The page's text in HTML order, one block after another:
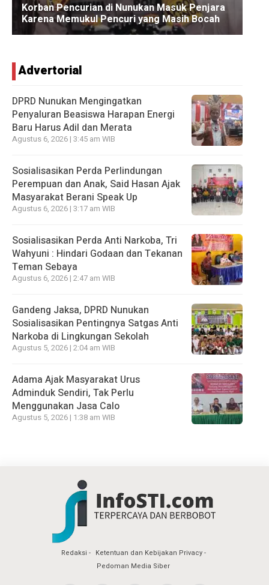
Advertorial
DPRD Nunukan Mengingatkan
Penyaluran Beasiswa Harapan Energi
Baru Harus Adil dan Merata
Agustus 6, 2026 | 3:45 am WIB
Sosialisasikan Perda Perlindungan
Perempuan dan Anak, Said Hasan Ajak
Masyarakat Berani Speak Up
Agustus 6, 2026 | 3:17 am WIB
Sosialisasikan Perda Anti Narkoba, Tri
Wahyuni : Hindari Godaan dan Tekanan
Teman Sebaya
Agustus 6, 2026 | 2:47 am WIB
Gandeng Jaksa, DPRD Nunukan
Sosialisasikan Pentingnya Satgas Anti
Narkoba di Lingkungan Sekolah
Agustus 5, 2026 | 2:04 am WIB
Adama Ajak Masyarakat Urus
Adminduk Sendiri, Tak Perlu
Menggunakan Jasa Calo
Agustus 5, 2026 | 1:38 am WIB
Redaksi
Ketentuan dan Kebijakan Privacy
Pedoman Media Siber